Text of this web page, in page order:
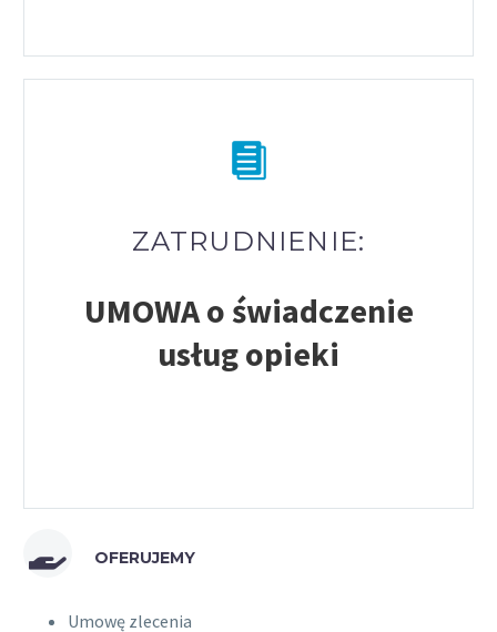
ZATRUDNIENIE:
UMOWA o świadczenie
usług opieki
OFERUJEMY
Umowę zlecenia